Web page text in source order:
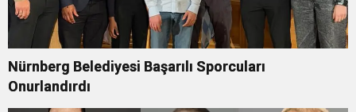
Nürnberg Belediyesi Başarılı Sporcuları
Onurlandırdı